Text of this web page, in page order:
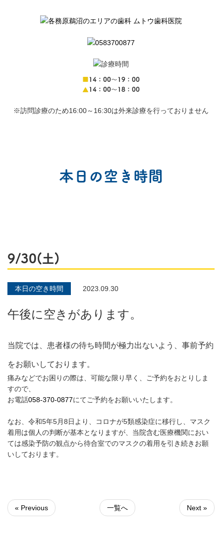
■14：00〜19：00
▲14：00〜18：00
※訪問診療のため16:00～16:30は外来診療を行っておりません
本日の空き時間
9/30(土)
本日の空き時間 2023.09.30
午後に空きがあります。
当院では、患者様の待ち時間が極力出ないよう、事前予約
をお願いしております。
痛みなどでお困りの際は、可能な限り早く、ご予約をおとりしま
すので、
お電話058-370-0877にてご予約をお願いいたします。
なお、令和5年5月8日より、コロナが5類感染症に移行し、マスク
着用は個人の判断が基本となりますが、当院含む医療機関におい
ては感染予防の観点から待合室でのマスクの着用を引き続きお願
いしております。
« Previous 一覧へ Next »